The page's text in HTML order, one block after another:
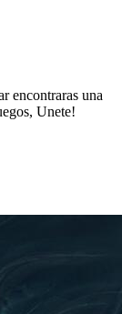
encontraras una
Unete!